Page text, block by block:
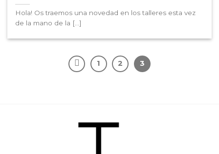
Hola! Os traemos una novedad en los talleres esta vez
de la mano de la [...]
1 2 3